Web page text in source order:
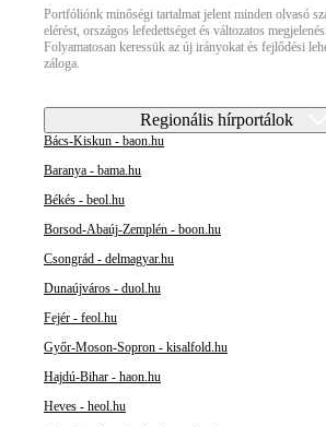
Portfóliónk minőségi tartalmat jelent minden olvasó
elérést, országos lefedettséget és változatos
Folyamatosan keressük az új irányokat és fejlődési
záloga.
Regionális hírportálok
Bács-Kiskun - baon.hu
Baranya - bama.hu
Békés - beol.hu
Borsod-Abaúj-Zemplén - boon.hu
Csongrád - delmagyar.hu
Dunaújváros - duol.hu
Fejér - feol.hu
Győr-Moson-Sopron - kisalfold.hu
Hajdú-Bihar - haon.hu
Heves - heol.hu